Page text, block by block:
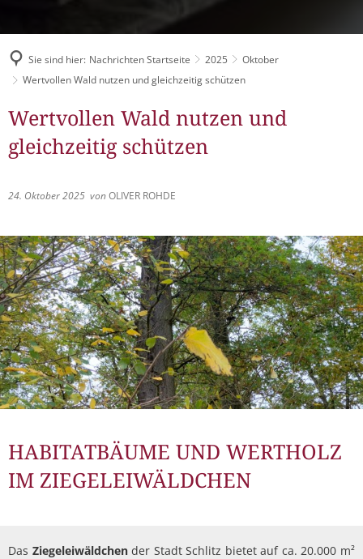
Konzertsaal LMAH
Schlitzer Geschichten
Sie sind hier: Nachrichten Startseite 2025
Oktober
Wertvollen Wald nutzen und gleichzeitig schützen
Wertvollen Wald nutzen und
gleichzeitig schützen
24. Oktober 2025 vonOLIVER ROHDE
HABITATBÄUME UND WERTHOLZ
IM ZIEGELEIWÄLDCHEN
Das Ziegeleiwäldchender Stadt Schlitz bietet auf ca. 20.000 m²